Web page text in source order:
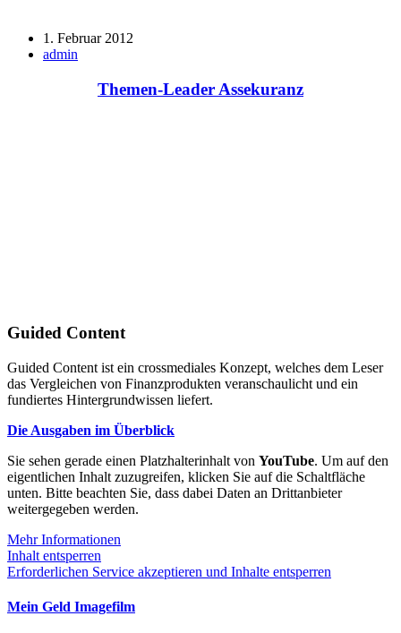
1. Februar 2012
admin
Themen-Leader Assekuranz
Guided Content
Guided Content ist ein crossmediales Konzept, welches dem Leser
das Vergleichen von Finanzprodukten veranschaulicht und ein
fundiertes Hintergrundwissen liefert.
Die Ausgaben im Überblick
Sie sehen gerade einen Platzhalterinhalt von YouTube. Um auf den
eigentlichen Inhalt zuzugreifen, klicken Sie auf die Schaltfläche
unten. Bitte beachten Sie, dass dabei Daten an Drittanbieter
weitergegeben werden.
Mehr Informationen
Inhalt entsperren
Erforderlichen Service akzeptieren und Inhalte entsperren
Mein Geld Imagefilm